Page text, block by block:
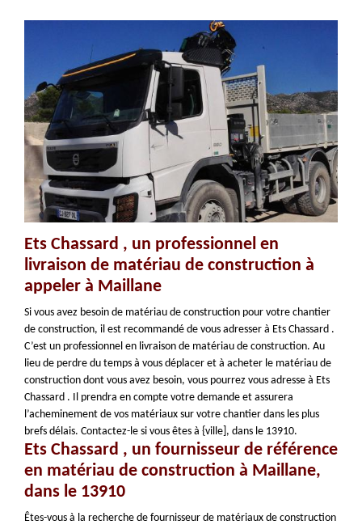
Ets Chassard , un professionnel en
livraison de matériau de construction à
appeler à Maillane
Si vous avez besoin de matériau de construction pour votre chantier
de construction, il est recommandé de vous adresser à Ets Chassard .
C’est un professionnel en livraison de matériau de construction. Au
lieu de perdre du temps à vous déplacer et à acheter le matériau de
construction dont vous avez besoin, vous pourrez vous adresse à Ets
Chassard . Il prendra en compte votre demande et assurera
l’acheminement de vos matériaux sur votre chantier dans les plus
brefs délais. Contactez-le si vous êtes à {ville], dans le 13910.
Ets Chassard , un fournisseur de référence
en matériau de construction à Maillane,
dans le 13910
Êtes-vous à la recherche de fournisseur de matériaux de construction